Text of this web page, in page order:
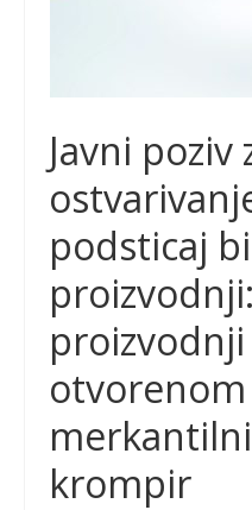
Javni poziv
podsticaj
krompir